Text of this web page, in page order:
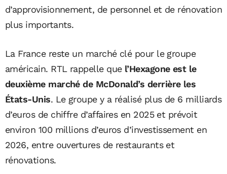
d’approvisionnement, de personnel et de rénovation
plus importants.
La France reste un marché clé pour le groupe
américain. RTL rappelle que l’Hexagone est le
deuxième marché de McDonald’s derrière les
États-Unis. Le groupe y a réalisé plus de 6 milliards
d’euros de chiffre d’affaires en 2025 et prévoit
environ 100 millions d’euros d’investissement en
2026, entre ouvertures de restaurants et
rénovations.